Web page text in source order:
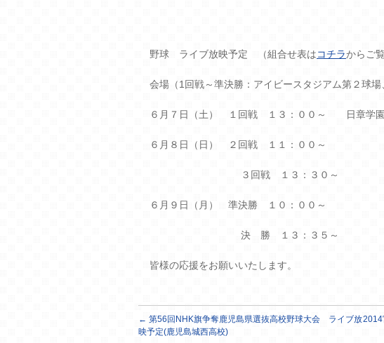
野球 ライブ放映予定 （組合せ表はコチラからご
会場（1回戦～準決勝：アイビースタジアム第２球場
６月７日（土） １回戦 １３：００～ 日章学
６月８日（日） ２回戦 １１：００～
３回戦 １３：３０～
６月９日（月） 準決勝 １０：００～
決 勝 １３：３５～
皆様の応援をお願いいたします。
← 第56回NHK旗争奪鹿児島県選抜高校野球大会 ライブ放
映予定(鹿児島城西高校)